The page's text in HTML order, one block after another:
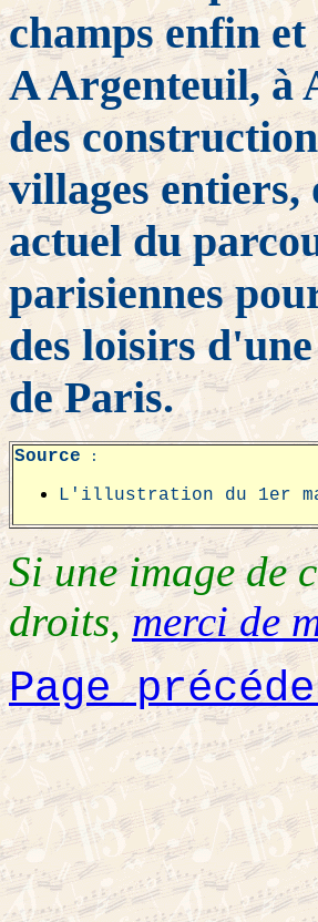
champs enfin
A Argenteuil, à
des
villages
actuel du
parisiennes
des loisirs
de Paris.
Source :
L'illustration du 1er
Si une image de
droits,merci de
Page